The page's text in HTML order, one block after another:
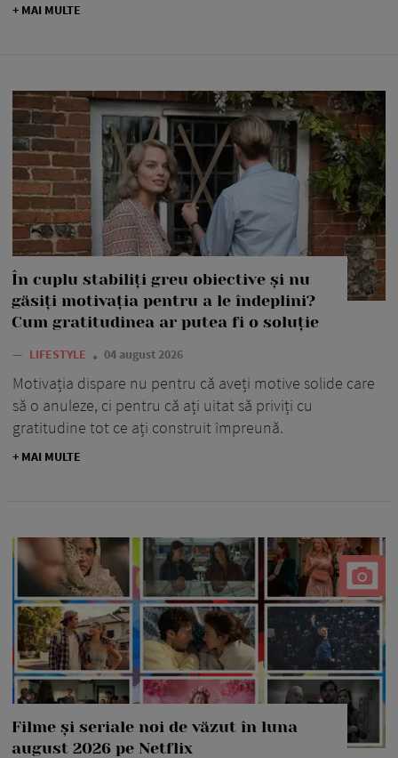
+ MAI MULTE
În cuplu stabiliți greu obiective și nu
găsiți motivația pentru a le îndeplini?
Cum gratitudinea ar putea fi o soluție
— LIFESTYLE 04 august 2026
Motivația dispare nu pentru că aveți motive solide care
să o anuleze, ci pentru că ați uitat să priviți cu
gratitudine tot ce ați construit împreună.
+ MAI MULTE
Filme și seriale noi de văzut în luna
august 2026 pe Netflix